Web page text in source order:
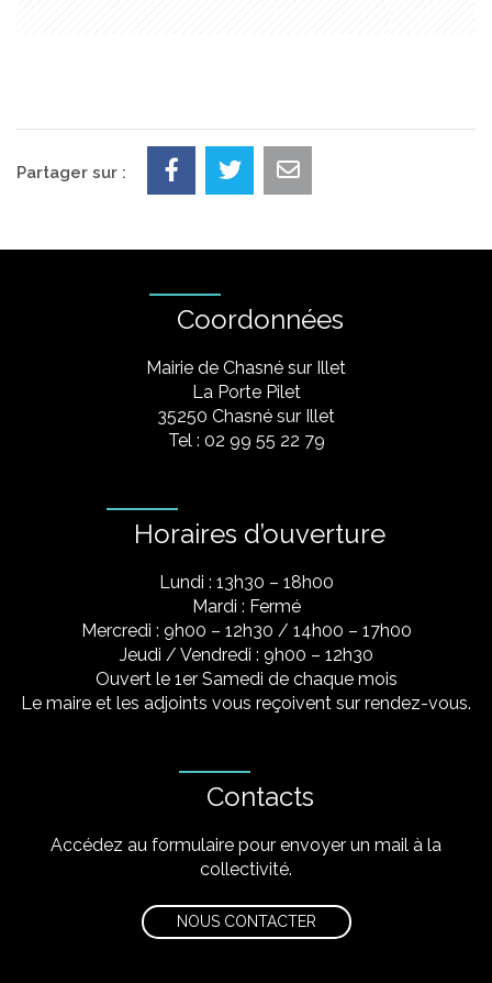
Partager sur :
Coordonnées
Mairie de Chasné sur Illet
La Porte Pilet
35250 Chasné sur Illet
Tel : 02 99 55 22 79
Horaires d’ouverture
Lundi : 13h30 – 18h00
Mardi : Fermé
Mercredi : 9h00 – 12h30 / 14h00 – 17h00
Jeudi / Vendredi : 9h00 – 12h30
Ouvert le 1er Samedi de chaque mois
Le maire et les adjoints vous reçoivent sur rendez-vous.
Contacts
Accédez au formulaire pour envoyer un mail à la
collectivité.
NOUS CONTACTER